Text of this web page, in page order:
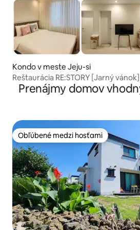
Kondo v meste Jeju-si
Reštaurácia RE:STORY [Jarný
pokoji“ Všetky súkromné izby.
Prenájmy domov
Obľúbené medzi hosťami
Obľúbené medzi hosťami